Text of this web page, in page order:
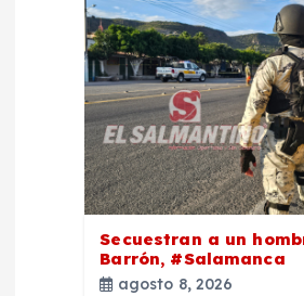
Secuestran a un
Barrón, #Salamanca
agosto 8, 2026